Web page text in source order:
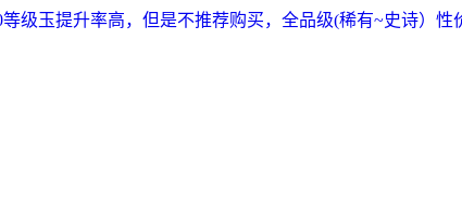
级玉提升率高，但是不推荐购买，全品级(稀有~史诗）